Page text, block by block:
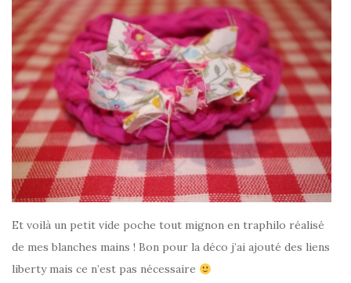
Et voilà un petit vide poche tout mignon en traphilo réalisé
de mes blanches mains ! Bon pour la déco j’ai ajouté des liens
liberty mais ce n’est pas nécessaire